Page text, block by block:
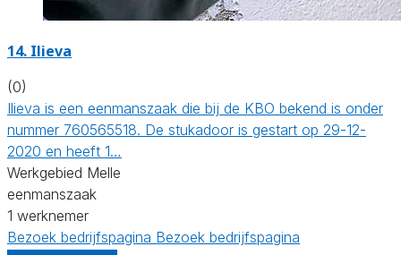
14. Ilieva
(0)
Ilieva is een eenmanszaak die bij de KBO bekend is onder
nummer 760565518. De stukadoor is gestart op 29-12-
2020 en heeft 1…
Werkgebied Melle
eenmanszaak
1 werknemer
Bezoek bedrijfspagina Bezoek bedrijfspagina